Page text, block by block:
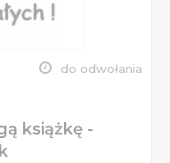
do odwołania
książkę -